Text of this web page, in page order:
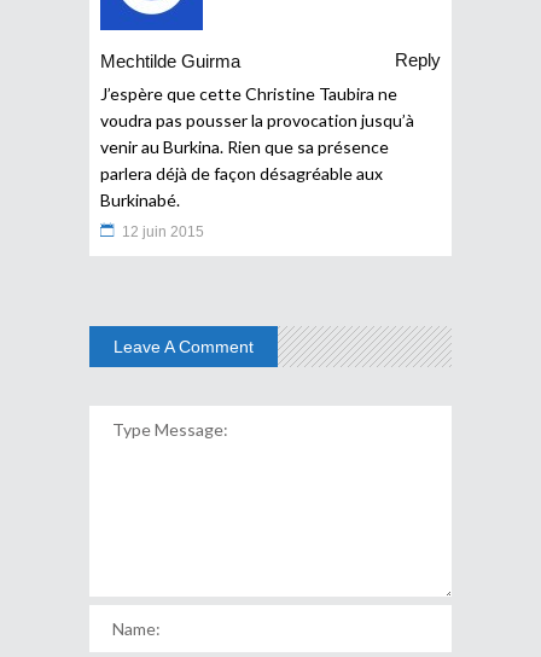
Mechtilde Guirma
Reply
J’espère que cette Christine Taubira ne
voudra pas pousser la provocation jusqu’à
venir au Burkina. Rien que sa présence
parlera déjà de façon désagréable aux
Burkinabé.
12 juin 2015
Leave A Comment